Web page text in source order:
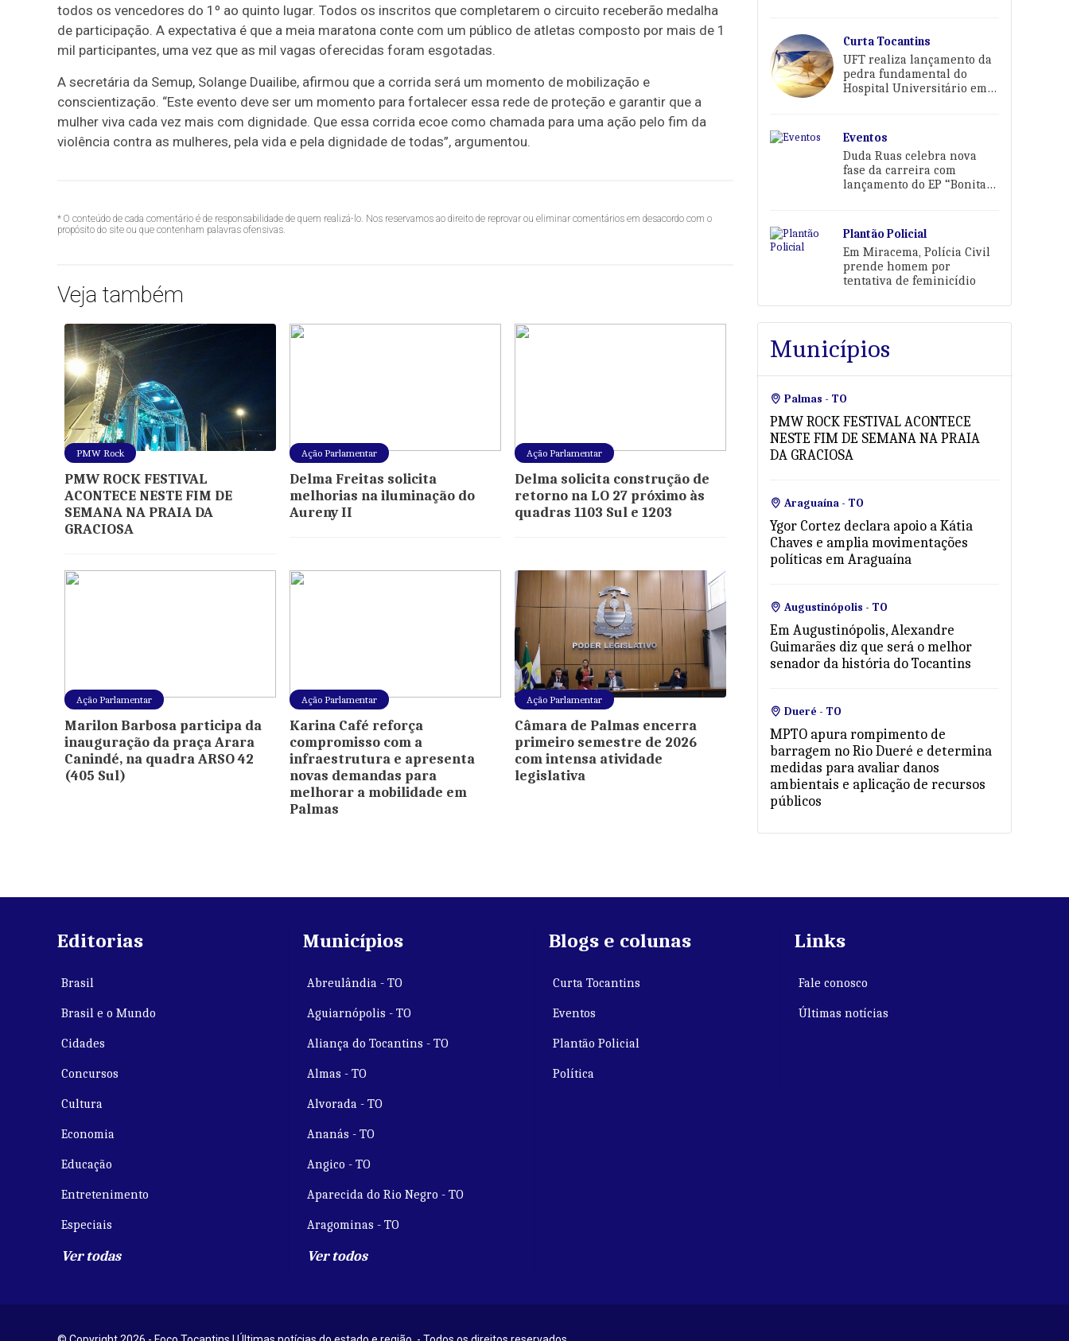
todos os vencedores do 1º ao quinto lugar. Todos os inscritos que completarem o circuito receberão medalha
de participação. A expectativa é que a meia maratona conte com um público de atletas composto por mais de 1
mil participantes, uma vez que as mil vagas oferecidas foram esgotadas.
A secretária da Semup, Solange Duailibe, afirmou que a corrida será um momento de mobilização e
conscientização. “Este evento deve ser um momento para fortalecer essa rede de proteção e garantir que a
mulher viva cada vez mais com dignidade. Que essa corrida ecoe como chamada para uma ação pelo fim da
violência contra as mulheres, pela vida e pela dignidade de todas”, argumentou.
* O conteúdo de cada comentário é de responsabilidade de quem realizá-lo. Nos reservamos ao direito de reprovar ou eliminar comentários em desacordo com o
propósito do site ou que contenham palavras ofensivas.
Veja também
PMW Rock
PMW ROCK FESTIVAL
ACONTECE NESTE FIM DE
SEMANA NA PRAIA DA
GRACIOSA
Ação Parlamentar
Delma Freitas solicita
melhorias na iluminação do
Aureny II
Ação Parlamentar
Delma solicita construção de
retorno na LO 27 próximo às
quadras 1103 Sul e 1203
Ação Parlamentar
Marilon Barbosa participa da
inauguração da praça Arara
Canindé, na quadra ARSO 42
(405 Sul)
Ação Parlamentar
Karina Café reforça
compromisso com a
infraestrutura e apresenta
novas demandas para
melhorar a mobilidade em
Palmas
Ação Parlamentar
Câmara de Palmas encerra
primeiro semestre de 2026
com intensa atividade
legislativa
Curta Tocantins
UFT realiza lançamento da
pedra fundamental do
Hospital Universitário em
Eventos
Duda Ruas celebra nova
fase da carreira com
lançamento do EP “Bonita
Plantão Policial
Em Miracema, Polícia Civil
prende homem por
tentativa de feminicídio
Municípios
Palmas - TO
PMW ROCK FESTIVAL ACONTECE
NESTE FIM DE SEMANA NA PRAIA
DA GRACIOSA
Araguaína - TO
Ygor Cortez declara apoio a Kátia
Chaves e amplia movimentações
políticas em Araguaína
Augustinópolis - TO
Em Augustinópolis, Alexandre
Guimarães diz que será o melhor
senador da história do Tocantins
Dueré - TO
MPTO apura rompimento de
barragem no Rio Dueré e determina
medidas para avaliar danos
ambientais e aplicação de recursos
públicos
Editorias
Brasil
Brasil e o Mundo
Cidades
Concursos
Cultura
Economia
Educação
Entretenimento
Especiais
Ver todas
Municípios
Abreulândia - TO
Aguiarnópolis - TO
Aliança do Tocantins - TO
Almas - TO
Alvorada - TO
Ananás - TO
Angico - TO
Aparecida do Rio Negro - TO
Aragominas - TO
Ver todos
Blogs e colunas
Curta Tocantins
Eventos
Plantão Policial
Política
Links
Fale conosco
Últimas notícias